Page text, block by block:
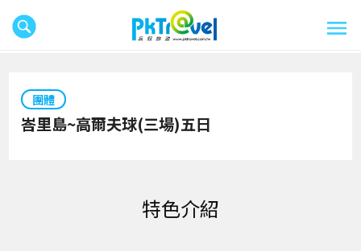
團體
峇里島~高爾夫球(三場)五日
特色介紹